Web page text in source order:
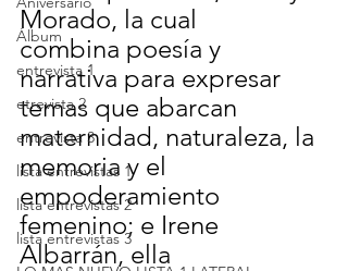
Álbum
entrevista 1
etrevista 2
entrevista 3
lista entrevistas 1
lista entrevistas 2
lista entrevistas 3
Morado, la cual
combina poesía y
narrativa para expresar
temas que abarcan
maternidad, naturaleza, la
memoria y el
empoderamiento
femenino; e Irene
Albarrán, ella